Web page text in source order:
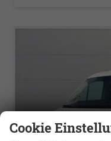
Cookie